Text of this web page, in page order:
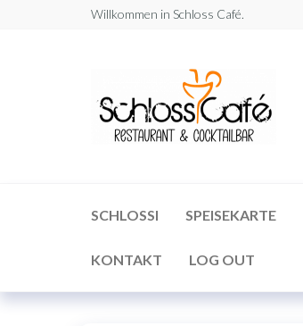
Willkommen in Schloss Café.
SCHLOSSI SPEISEKARTE
KONTAKT LOG OUT